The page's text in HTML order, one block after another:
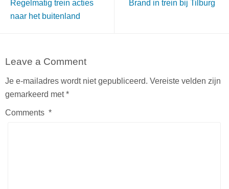
Regelmatig trein acties
naar het buitenland
Brand in trein bij Tilburg
Leave a Comment
Je e-mailadres wordt niet gepubliceerd. Vereiste velden zijn
gemarkeerd met*
Comments *